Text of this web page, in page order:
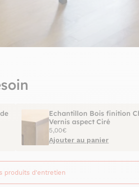
Echantillon Bois finition
Vernis aspect Ciré
5,00€
Ajouter au panier
produits d'entretien